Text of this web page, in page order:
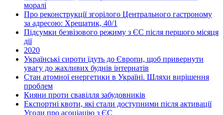
моралі
Про реконструкції згорілого Центрального гастроному
за адресою: Хрещатик, 40/1
Підсумки безвізового режиму з ЄС після першого місяця
дії
2020
Українські сироти їдуть до Європи, щоб привернути
увагу до жахливих буднів інтернатів
Стан атомної енергетики в Україні. Шляхи вирішення
проблем
Кияни проти свавілля забудовників
Експортні квоти, які стали доступними після активації
Угоди про асоціацію з ЄС